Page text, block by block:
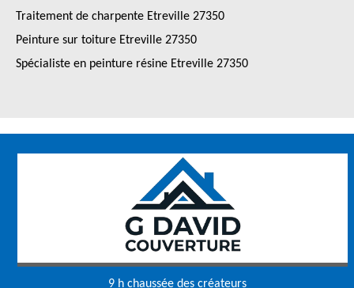
Traitement de charpente Etreville 27350
Peinture sur toiture Etreville 27350
Spécialiste en peinture résine Etreville 27350
9 h chaussée des créateurs